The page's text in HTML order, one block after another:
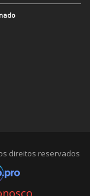
direitos reservados